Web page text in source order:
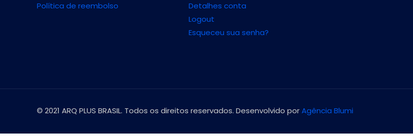
Política de reembolso
Detalhes conta
Logout
Esqueceu sua senha?
© 2021 ARQ PLUS BRASIL. Todos os direitos reservados. Desenvolvido porAgência Blumi